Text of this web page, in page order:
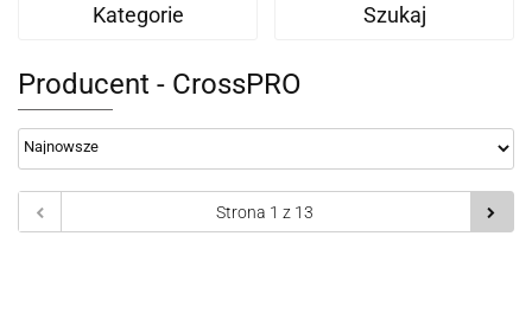
Kategorie Szukaj
Producent - CrossPRO